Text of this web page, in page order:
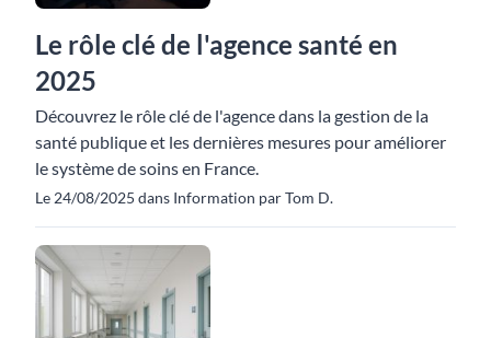
Le rôle clé de l'agence santé en
2025
Découvrez le rôle clé de l'agence dans la gestion de la
santé publique et les dernières mesures pour améliorer
le système de soins en France.
Le 24/08/2025 dans Information par Tom D.